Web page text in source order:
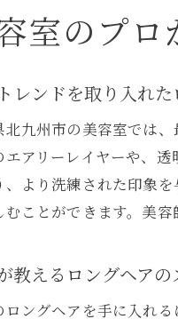
室のプロ
レンドを取り入れ
北九州市の美容室では
エアリーレイヤーや、
、より洗練された印象
むことができます。美
教えるロングヘア
ロングヘアを手に入れ